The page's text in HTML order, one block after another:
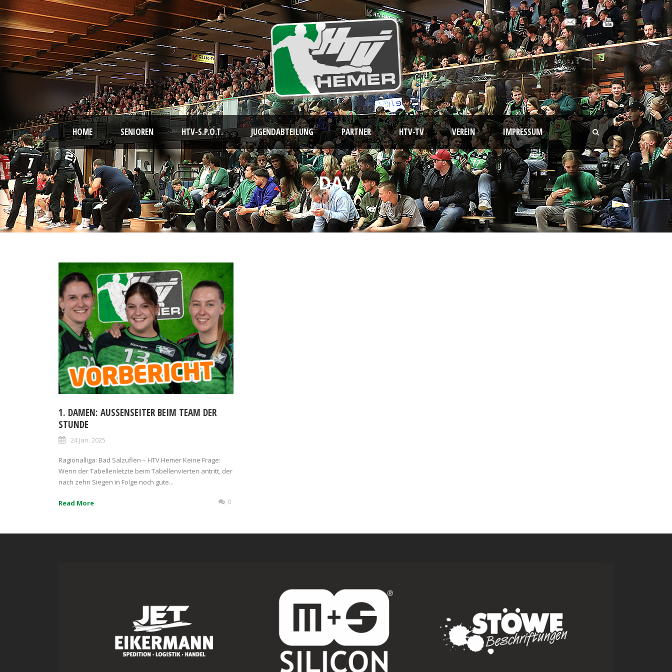
HOME SENIOREN HTV-S.P.O.T. JUGENDABTEILUNG PARTNER HTV-TV VEREIN IMPRESSUM
DAY
Januar 24, 2025
1. DAMEN: AUSSENSEITER BEIM TEAM DER S
TUNDE
24 Jan. 2025
Ragionalliga: Bad Salzuflen – HTV Hemer Keine Frage:
Wenn der Tabellenletzte beim Tabellenvierten antritt, der
nach zehn Siegen in Folge noch gute...
Read More 0